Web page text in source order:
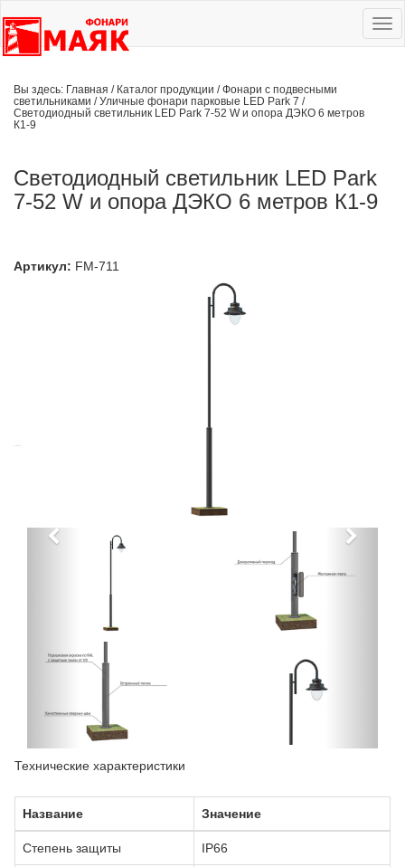
Вы здесь: Главная / Каталог продукции /Фонари с подвесными
светильниками /Уличные фонари парковые LED Park 7 /
Светодиодный светильник LED Park 7-52 W и опора ДЭКО 6 метров
К1-9
Светодиодный светильник LED Park
7-52 W и опора ДЭКО 6 метров К1-9
Артикул: FM-711
Технические характеристики
Название Значение
Степень защиты IP66